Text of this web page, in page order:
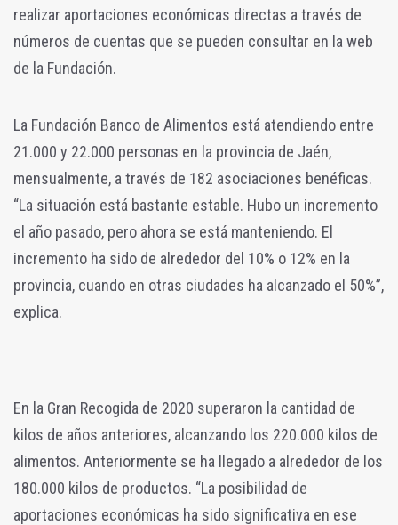
realizar aportaciones económicas directas a través de
números de cuentas que se pueden consultar en la web
de la Fundación.
La Fundación Banco de Alimentos está atendiendo entre
21.000 y 22.000 personas en la provincia de Jaén,
mensualmente, a través de 182 asociaciones benéficas.
“La situación está bastante estable. Hubo un incremento
el año pasado, pero ahora se está manteniendo. El
incremento ha sido de alrededor del 10% o 12% en la
provincia, cuando en otras ciudades ha alcanzado el 50%”,
explica.
En la Gran Recogida de 2020 superaron la cantidad de
kilos de años anteriores, alcanzando los 220.000 kilos de
alimentos. Anteriormente se ha llegado a alrededor de los
180.000 kilos de productos. “La posibilidad de
aportaciones económicas ha sido significativa en ese